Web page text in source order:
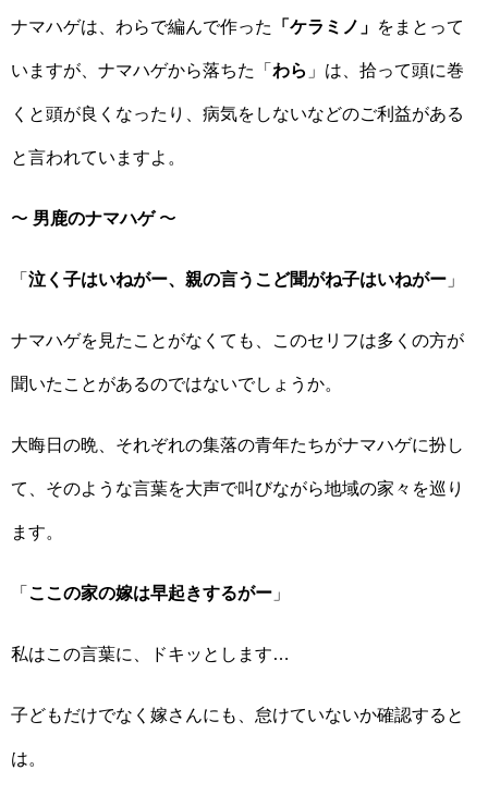
ナマハゲは、わらで編んで作った 「ケラミノ」 をまとって
いますが、ナマハゲから落ちた「 わら 」は、拾って頭に巻
くと頭が良くなったり、病気をしないなどのご利益がある
と言われていますよ。
〜 男鹿のナマハゲ〜
「 泣く子はいねがー、親の言うこど聞がね子はいねがー 」
ナマハゲを見たことがなくても、このセリフは多くの方が
聞いたことがあるのではないでしょうか。
大晦日の晩、それぞれの集落の青年たちがナマハゲに扮し
て、そのような言葉を大声で叫びながら地域の家々を巡り
ます。
「 ここの家の嫁は早起きするがー 」
私はこの言葉に、ドキッとします…
子どもだけでなく嫁さんにも、怠けていないか確認すると
は。